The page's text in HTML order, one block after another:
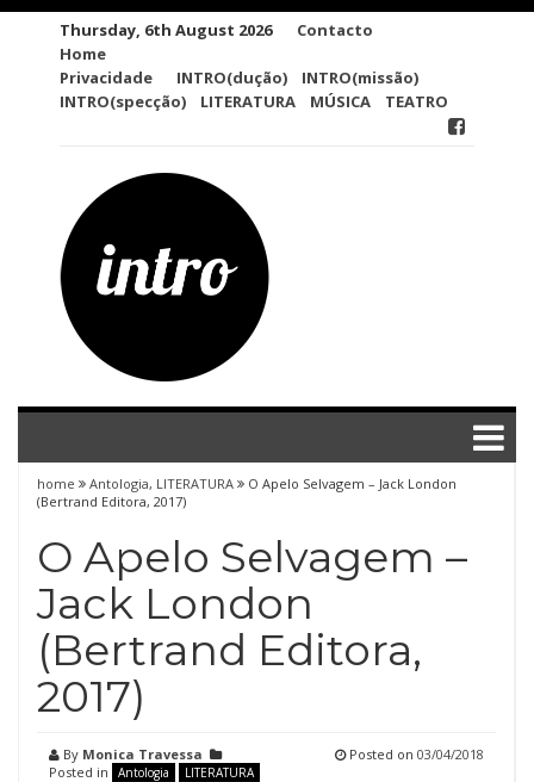
Thursday, 6th August 2026
Contacto
Home
Privacidade
INTRO(dução)
INTRO(missão)
INTRO(specção)
LITERATURA MÚSICA TEATRO
home Antologia, LITERATURA
O Apelo Selvagem – Jack London
(Bertrand Editora, 2017)
O Apelo Selvagem –
Jack London
(Bertrand Editora,
2017)
By Monica Travessa
Posted in
Antologia LITERATURA
Posted on 03/04/2018